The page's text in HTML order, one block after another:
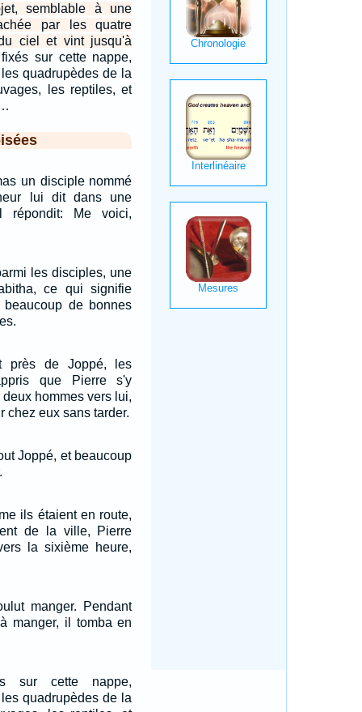
semblable à une
par les quatre
ciel et vint jusqu'à
sur cette nappe,
quadrupèdes de la
les reptiles, et
un disciple nommé
lui dit dans une
répondit: Me voici,
les disciples, une
ce qui signifie
de bonnes
près de Joppé, les
que Pierre s'y
hommes vers lui,
chez eux sans tarder.
Joppé, et beaucoup
ils étaient en route,
de la ville, Pierre
la sixième heure,
manger. Pendant
manger, il tomba en
sur cette nappe,
quadrupèdes de la